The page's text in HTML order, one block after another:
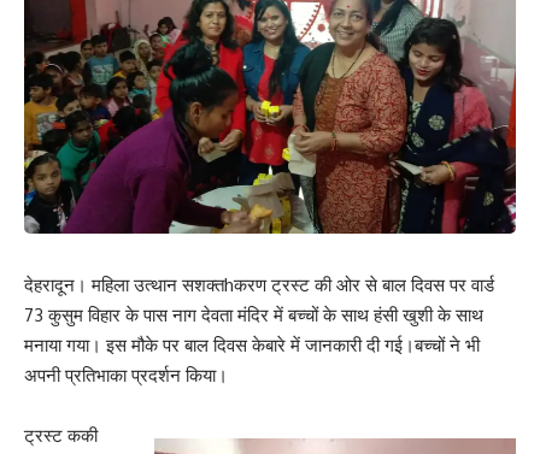
देहरादून। महिला उत्थान सशक्तhकरण ट्रस्ट की ओर से बाल दिवस पर वार्ड
73 कुसुम विहार के पास नाग देवता मंदिर में बच्चों के साथ हंसी खुशी के साथ
मनाया गया। इस मौके पर बाल दिवस केबारे में जानकारी दी गई।बच्चों ने भी
अपनी प्रतिभाका प्रदर्शन किया।
ट्रस्ट ककी